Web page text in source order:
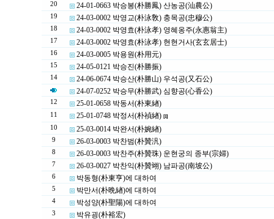
20 24-01-0663 박승봉(朴勝鳳) 산농공(汕農公)
19 24-03-0002 박영교(朴泳敎) 충목공(忠穆公)
18 24-03-0002 박영효(朴泳孝) 영혜옹주(永惠翁主)
17 24-03-0002 박영효(朴泳孝) 현현거사(玄玄居士)
16 24-03-0005 박용원(朴用元)
15 24-05-0121 박승진(朴勝振)
14
24-06-0674 박승산(朴勝山) 우석공(又石公)
24-07-0252 박승무(朴勝武) 심향공(心香公)
12 25-01-0658 박동서(朴東緖)
11 25-01-0748 박정서(朴禎緖) [1]
10 25-03-0014 박완서(朴婉緖)
9 26-03-0003 박찬범(朴贊汎)
8 26-03-0003 박찬주(朴贊珠) 운현궁의 종부(宗婦)
7 26-03-0027 박찬익(朴贊翊) 남파공(南坡公)
6 박동형(朴東亨)에 대하여
5 박만서(朴晩緖)에 대하여
4 박성양(朴聖陽)에 대하여
3 박유굉(朴裕宏)